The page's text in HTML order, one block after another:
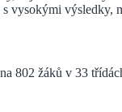
vysokými výsledky,
802 žáků v 33